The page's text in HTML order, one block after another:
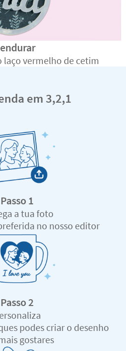
vermelho de cetim
em 3,2,1
Passo 1
a tua foto
no nosso editor
Passo 2
podes criar o desenho
gostares